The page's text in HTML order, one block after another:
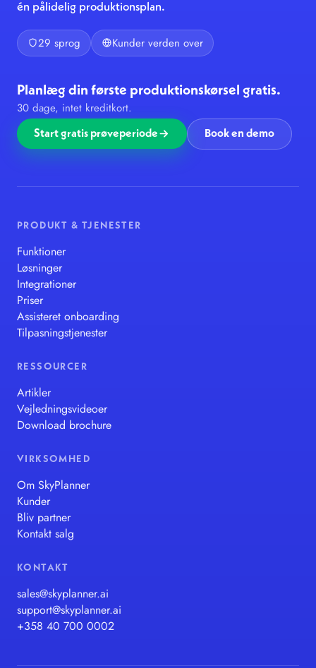
én pålidelig produktionsplan.
29 sprog Kunder verden over
Planlæg din første produktionskørsel gratis.
30 dage, intet kreditkort.
Start gratis prøveperiode Book en demo
PRODUKT & TJENESTER
Funktioner
Løsninger
Integrationer
Priser
Assisteret onboarding
Tilpasningstjenester
RESSOURCER
Artikler
Vejledningsvideoer
Download brochure
VIRKSOMHED
Om SkyPlanner
Kunder
Bliv partner
Kontakt salg
KONTAKT
sales@skyplanner.ai
support@skyplanner.ai
+358 40 700 0002